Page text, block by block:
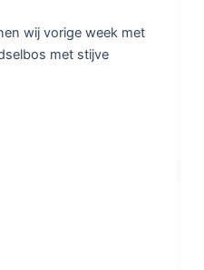
wij vorige week met
met stijve